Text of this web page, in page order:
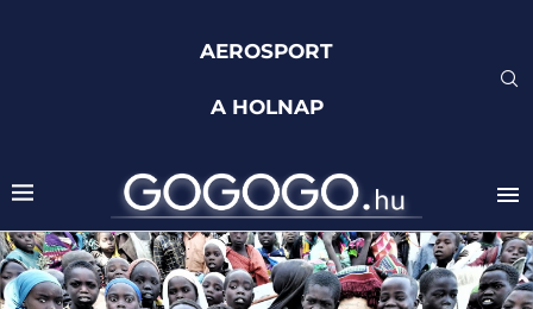
AEROSPORT
A HOLNAP